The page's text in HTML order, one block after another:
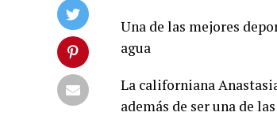
Una de las mejores
agua
La californiana
además de ser una de